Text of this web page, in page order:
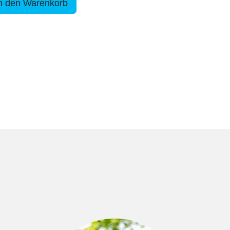
den Warenkorb